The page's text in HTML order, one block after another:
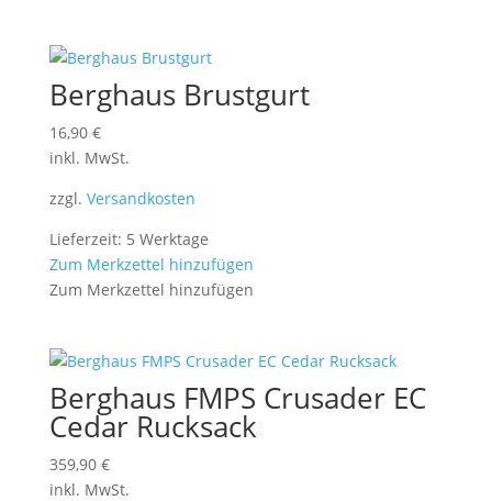
Berghaus Brustgurt
16,90 €
inkl. MwSt.
zzgl. Versandkosten
Lieferzeit: 5 Werktage
Zum Merkzettel hinzufügen
Zum Merkzettel hinzufügen
Berghaus FMPS Crusader EC
Cedar Rucksack
359,90 €
inkl. MwSt.